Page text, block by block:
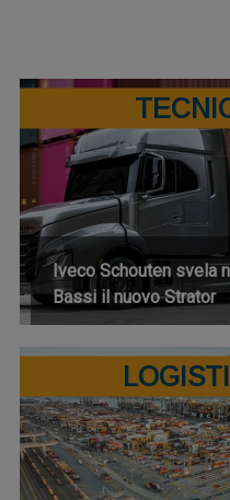
Iveco Schouten svela
Bassi il nuovo Strator